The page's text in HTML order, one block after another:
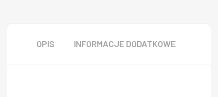
OPIS INFORMACJE DODATKOWE